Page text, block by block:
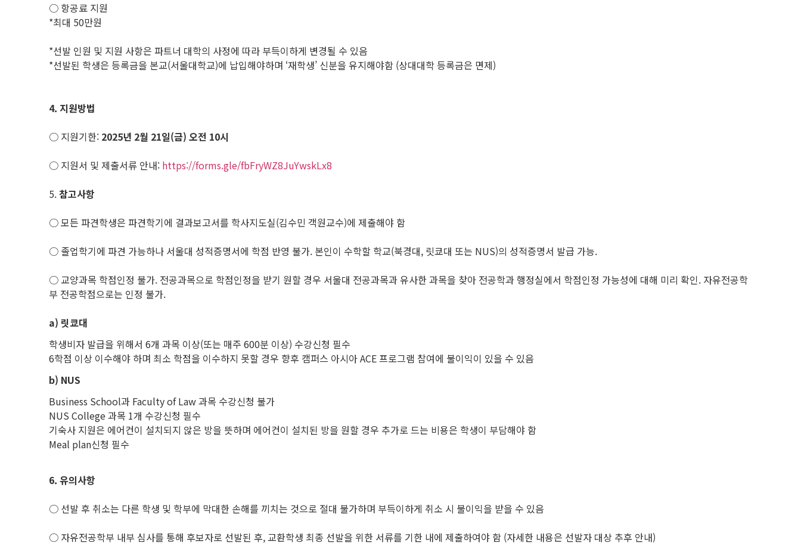
○ 항공료 지원
*최대 50만원
*선발 인원 및 지원 사항은 파트너 대학의 사정에 따라 부득이하게 변경될 수 있음
*선발된 학생은 등록금을 본교(서울대학교)에 납입해야하며 ‘재학생’ 신분을 유지해야함 (상대대학 등록금은 면제)
4. 지원방법
○ 지원기한: 2025년 2월 21일(금) 오전 10시
○ 지원서 및 제출서류 안내: https://forms.gle/fbFryWZ8JuYwskLx8
5.참고사항
○ 모든 파견학생은 파견학기에 결과보고서를 학사지도실(김수민 객원교수)에 제출해야 함
○ 졸업학기에 파견 가능하나 서울대 성적증명서에 학점 반영 불가. 본인이 수학할 학교(북경대, 릿쿄대 또는 NUS)의 성적증명서 발급 가능.
○ 교양과목 학점인정 불가. 전공과목으로 학점인정을 받기 원할 경우 서울대 전공과목과 유사한 과목을 찾아 전공학과 행정실에서 학점인정 가능성에 대해 미리 확인. 자유전공학
부 전공학점으로는 인정 불가.
a) 릿쿄대
학생비자 발급을 위해서 6개 과목 이상(또는 매주 600분 이상) 수강신청 필수
6학점 이상 이수해야 하며 최소 학점을 이수하지 못할 경우 향후 캠퍼스 아시아 ACE 프로그램 참여에 불이익이 있을 수 있음
b) NUS
Business School과 Faculty of Law 과목 수강신청 불가
NUS College 과목 1개 수강신청 필수
기숙사 지원은 에어컨이 설치되지 않은 방을 뜻하며 에어컨이 설치된 방을 원할 경우 추가로 드는 비용은 학생이 부담해야 함
Meal plan신청 필수
6. 유의사항
○ 선발 후 취소는 다른 학생 및 학부에 막대한 손해를 끼치는 것으로 절대 불가하며 부득이하게 취소 시 불이익을 받을 수 있음
○ 자유전공학부 내부 심사를 통해 후보자로 선발된 후, 교환학생 최종 선발을 위한 서류를 기한 내에 제출하여야 함 (자세한 내용은 선발자 대상 추후 안내)